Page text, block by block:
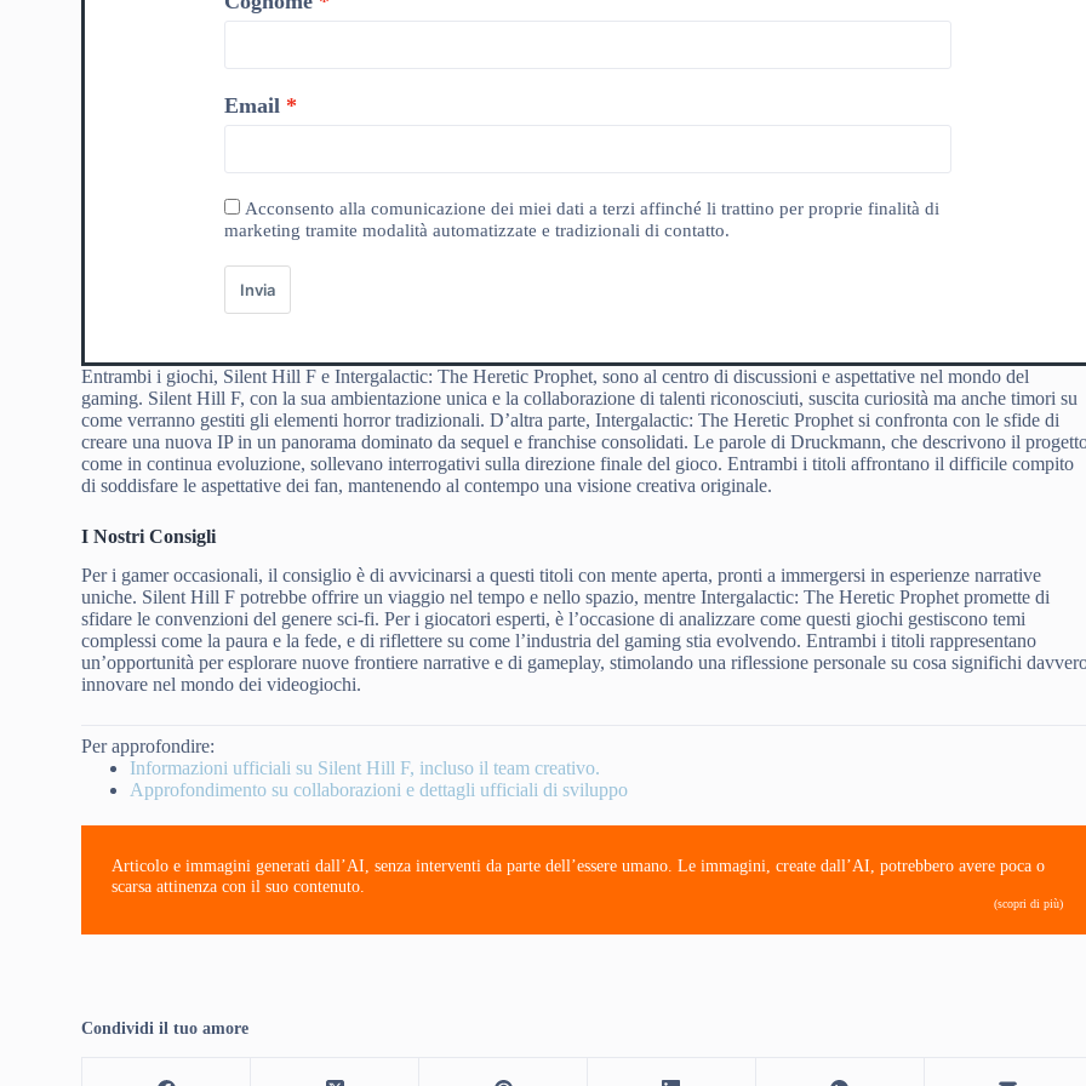
Email
Acconsento alla comunicazione dei miei dati a terzi affinché li trattino per proprie finalità di
marketing tramite modalità automatizzate e tradizionali di contatto.
Invia
Entrambi i giochi, Silent Hill F e Intergalactic: The Heretic Prophet, sono al centro di discussioni e aspettative nel mondo del
gaming. Silent Hill F, con la sua ambientazione unica e la collaborazione di talenti riconosciuti, suscita curiosità ma anche timori su
come verranno gestiti gli elementi horror tradizionali. D’altra parte, Intergalactic: The Heretic Prophet si confronta con le sfide di
creare una nuova IP in un panorama dominato da sequel e franchise consolidati. Le parole di Druckmann, che descrivono il
come in continua evoluzione, sollevano interrogativi sulla direzione finale del gioco. Entrambi i titoli affrontano il difficile compito
di soddisfare le aspettative dei fan, mantenendo al contempo una visione creativa originale.
I Nostri Consigli
Per i gamer occasionali, il consiglio è di avvicinarsi a questi titoli con mente aperta, pronti a immergersi in esperienze narrative
uniche. Silent Hill F potrebbe offrire un viaggio nel tempo e nello spazio, mentre Intergalactic: The Heretic Prophet promette di
sfidare le convenzioni del genere sci-fi. Per i giocatori esperti, è l’occasione di analizzare come questi giochi gestiscono temi
complessi come la paura e la fede, e di riflettere su come l’industria del gaming stia evolvendo. Entrambi i titoli rappresentano
un’opportunità per esplorare nuove frontiere narrative e di gameplay, stimolando una riflessione personale su cosa significhi
innovare nel mondo dei videogiochi.
Per approfondire:
Informazioni ufficiali su Silent Hill F, incluso il team creativo.
Approfondimento su collaborazioni e dettagli ufficiali di sviluppo
Articolo e immagini generati dall’AI, senza interventi da parte dell’essere umano. Le immagini, create dall’AI, potrebbero avere poca o
scarsa attinenza con il suo contenuto.
(scopri di più)
Condividi il tuo amore